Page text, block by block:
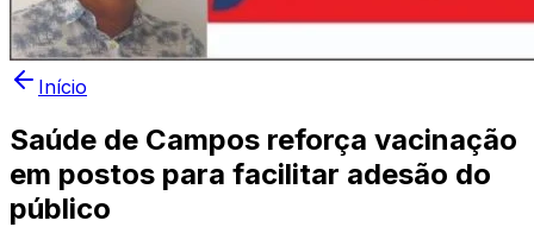
Início
Saúde de Campos reforça vacinação
em postos para facilitar adesão do
público